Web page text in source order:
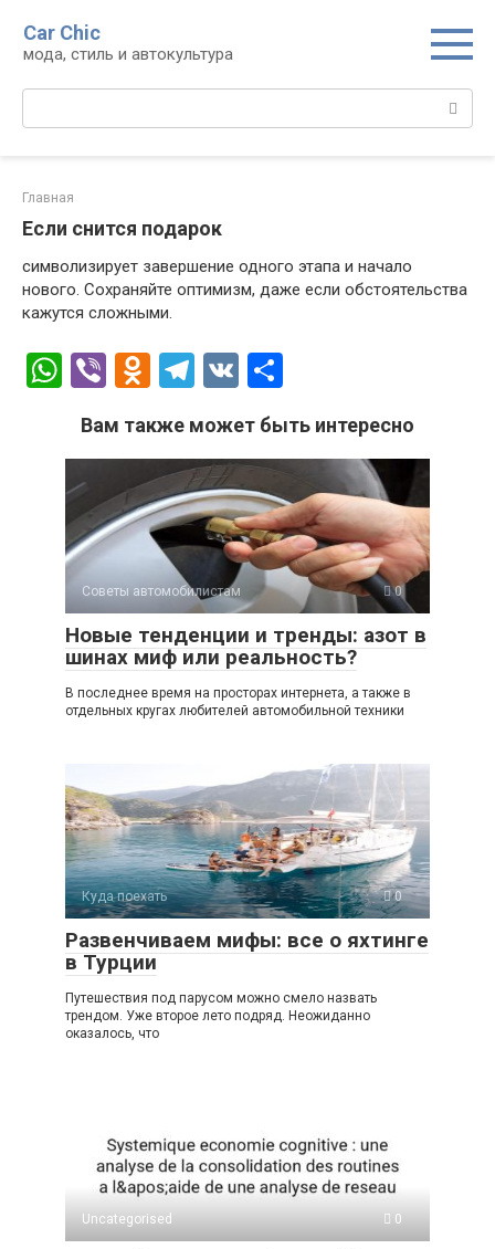
контенту
Car Chic
мода, стиль и автокультура
Поиск:
Главная
Если снится подарок
символизирует завершение одного этапа и начало
нового. Сохраняйте оптимизм, даже если обстоятельства
кажутся сложными.
W
at
s
A
p
Vi
er
O
n
o
kl
a
ss
ni
ki
T
e
gr
a
m
V
п
а
в
и
ть
Вам также может быть интересно
Советы автомобилистам 0
Новые тенденции и тренды: азот в
шинах миф или реальность?
В последнее время на просторах интернета, а также в
отдельных кругах любителей автомобильной техники
Куда поехать 0
Развенчиваем мифы: все о яхтинге
в Турции
Путешествия под парусом можно смело назвать
трендом. Уже второе лето подряд. Неожиданно
оказалось, что
Uncategorised 0